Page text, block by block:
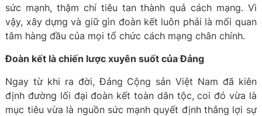
sức mạnh, thậm chí tiêu tan thành quả cách mạng. Vì
vậy, xây dựng và giữ gìn đoàn kết luôn phải là mối quan
tâm hàng đầu của mọi tổ chức cách mạng chân chính.
Đoàn kết là chiến lược xuyên suốt của Đảng
Ngay từ khi ra đời, Đảng Cộng sản Việt Nam đã kiên
định đường lối đại đoàn kết toàn dân tộc, coi đó vừa là
mục tiêu vừa là nguồn sức mạnh quyết định thắng lợi sự